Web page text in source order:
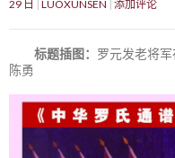
29 日
LUOXUNSEN 添加评论
标题插图： 罗元发老将
陈勇